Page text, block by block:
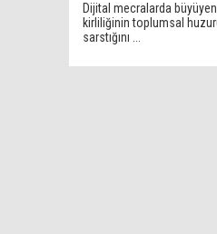
Dijital mecralarda büyüyen
kirliliğinin toplumsal
sarstığını ...